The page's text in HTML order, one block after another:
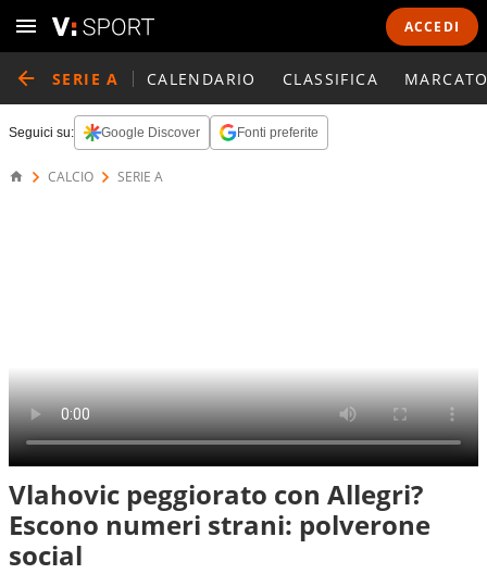
ACCEDI
SERIE A CALENDARIO CLASSIFICA
Seguici su: Google Discover Fonti preferite
CALCIO SERIE A
Vlahovic peggiorato con Allegri?
Escono numeri strani: polverone
social